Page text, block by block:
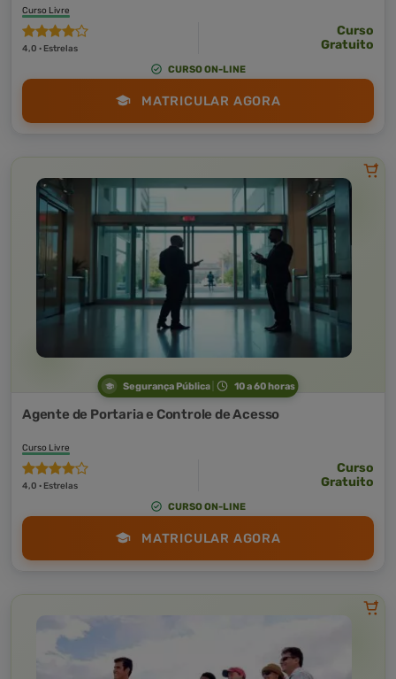
Curso Livre
4,0 · Estrelas
Curso
Gratuito
CURSO ON-LINE
MATRICULAR AGORA
Segurança Pública 10 a 60 horas
Agente de Portaria e Controle de Acesso
Curso Livre
4,0 · Estrelas
Curso
Gratuito
CURSO ON-LINE
MATRICULAR AGORA